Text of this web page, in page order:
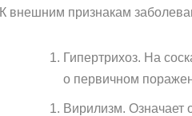
К внешним признакам
Гипертрихоз. На
о первичном
Вирилизм. Означает